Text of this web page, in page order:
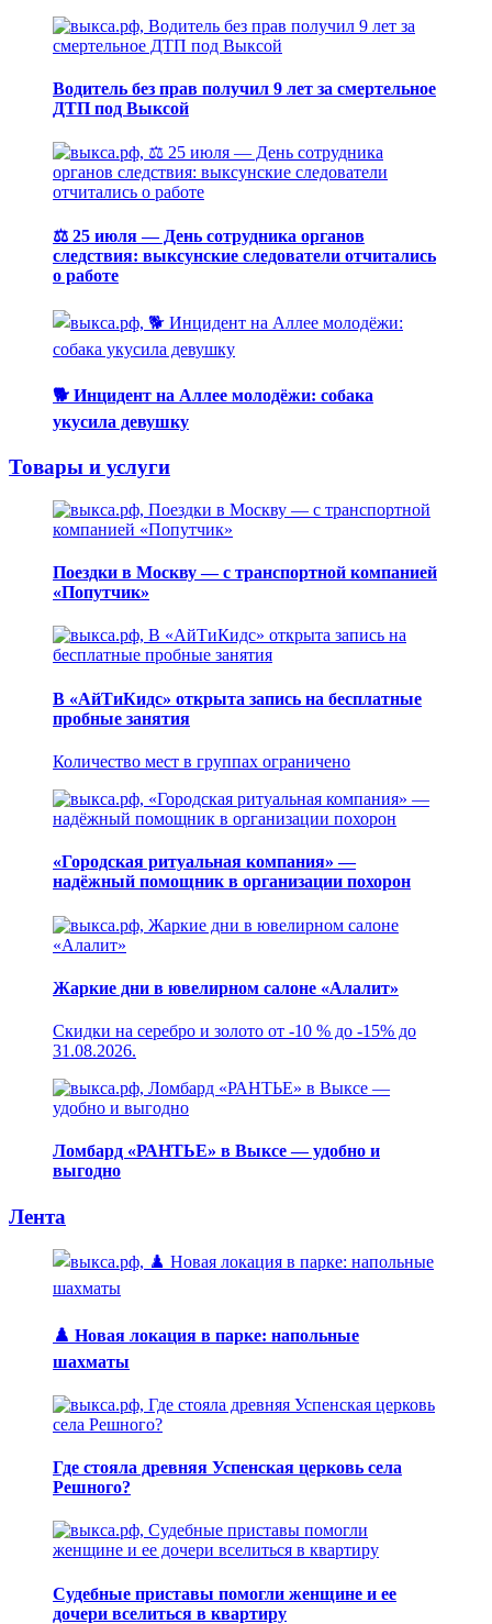
Водитель без прав получил 9 лет за смертельное
ДТП под Выксой
⚖️ 25 июля — День сотрудника органов
следствия: выксунские следователи отчитались
о работе
🐕 Инцидент на Аллее молодёжи: собака
укусила девушку
Товары и услуги
Поездки в Москву — с транспортной компанией
«Попутчик»
В «АйТиКидс» открыта запись на бесплатные
пробные занятия
Количество мест в группах ограничено
«Городская ритуальная компания» —
надёжный помощник в организации похорон
Жаркие дни в ювелирном салоне «Алалит»
Скидки на серебро и золото от -10 % до -15% до
31.08.2026.
Ломбард «РАНТЬЕ» в Выксе — удобно и
выгодно
Лента
♟️ Новая локация в парке: напольные
шахматы
Где стояла древняя Успенская церковь села
Решного?
Судебные приставы помогли женщине и ее
дочери вселиться в квартиру